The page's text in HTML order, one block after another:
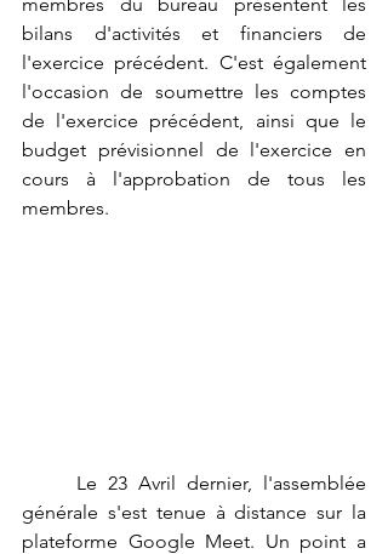
bilans d'activités et financiers de
l'exercice précédent. C'est également
l'occasion de soumettre les comptes
de l'exercice précédent, ainsi que le
budget prévisionnel de l'exercice en
cours à l'approbation de tous les
membres.
générale s'est tenue à distance sur la
plateforme Google Meet. Un point a